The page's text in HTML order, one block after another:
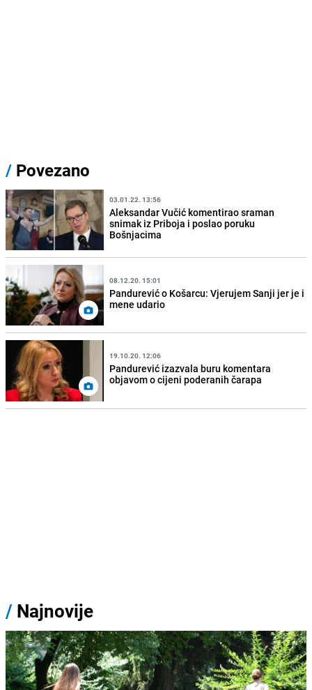
/ Povezano
03.01.22. 13:56
Aleksandar Vučić komentirao sraman
snimak iz Priboja i poslao poruku
Bošnjacima
08.12.20. 15:01
Pandurević o Košarcu: Vjerujem Sanji jer je i
mene udario
19.10.20. 12:06
Pandurević izazvala buru komentara
objavom o cijeni poderanih čarapa
/ Najnovije